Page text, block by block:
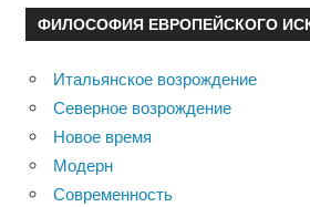
ФИЛОСОФИЯ ЕВРОПЕЙСКОГО
Итальянское возрождение
Северное возрождение
Новое время
Модерн
Современность